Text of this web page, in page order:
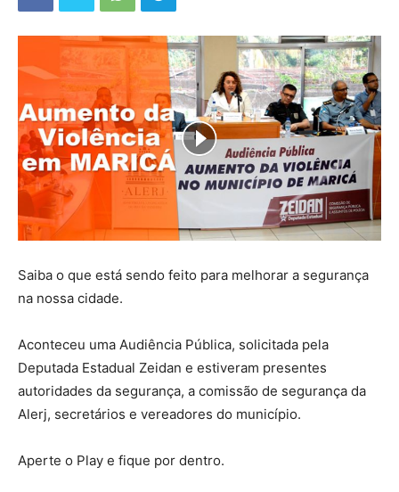
Saiba o que está sendo feito para melhorar a segurança
na nossa cidade.
Aconteceu uma Audiência Pública, solicitada pela
Deputada Estadual Zeidan e estiveram presentes
autoridades da segurança, a comissão de segurança da
Alerj, secretários e vereadores do município.
Aperte o Play e fique por dentro.